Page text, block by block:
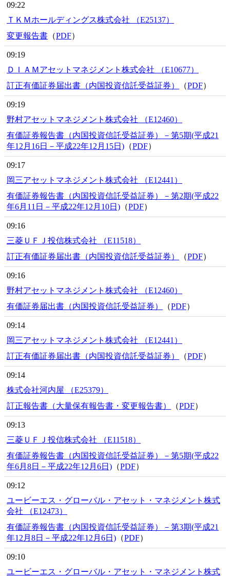
09:22
ＴＫＭホールディングス株式会社 （E25137）
変更報告書 （PDF）
09:19
ＤＩＡＭアセットマネジメント株式会社 （E10677）
訂正有価証券届出書（内国投資信託受益証券）
（PDF）
09:19
野村アセットマネジメント株式会社 （E12460）
有価証券報告書（内国投資信託受益証券）－第5期(平成21
年12月16日－平成22年12月15日) （PDF）
09:17
岡三アセットマネジメント株式会社 （E12441）
有価証券報告書（内国投資信託受益証券）－第2期(平成22
年6月11日－平成22年12月10日) （PDF）
09:16
三菱ＵＦＪ投信株式会社 （E11518）
訂正有価証券届出書（内国投資信託受益証券）
（PDF）
09:16
野村アセットマネジメント株式会社 （E12460）
有価証券届出書（内国投資信託受益証券）
（PDF）
09:14
岡三アセットマネジメント株式会社 （E12441）
訂正有価証券届出書（内国投資信託受益証券）
（PDF）
09:14
株式会社河内屋 （E25379）
訂正報告書（大量保有報告書・変更報告書）
（PDF）
09:13
三菱ＵＦＪ投信株式会社 （E11518）
有価証券報告書（内国投資信託受益証券）－第5期(平成22
年6月8日－平成22年12月6日) （PDF）
09:12
ユービーエス・グローバル・アセット・マネジメント株式
会社 （E12473）
有価証券報告書（内国投資信託受益証券）－第3期(平成21
年12月8日－平成22年12月6日) （PDF）
09:10
ユービーエス・グローバル・アセット・マネジメント株式